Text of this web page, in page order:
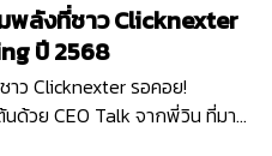
พลังที่ชาว Clicknexter
ปี 2568
ว Clicknexter รอคอย!
ด้วย CEO Talk จากพี่วิน ที่มา